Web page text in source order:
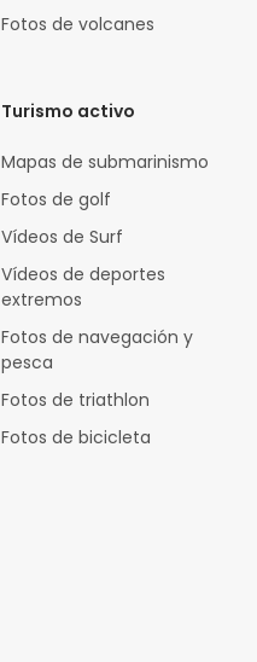
Fotos de volcanes
Turismo activo
Mapas de submarinismo
Fotos de golf
Vídeos de Surf
Vídeos de deportes
extremos
Fotos de navegación y
pesca
Fotos de triathlon
Fotos de bicicleta